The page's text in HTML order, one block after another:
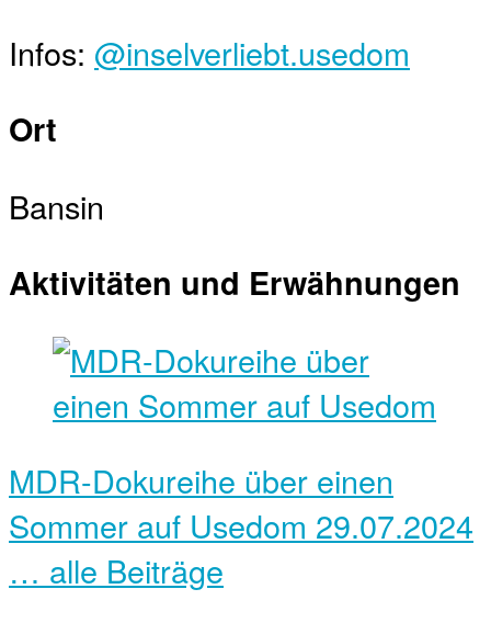
Infos: @inselverliebt.usedom
Ort
Bansin
Aktivitäten und Erwähnungen
MDR-Dokureihe über einen
Sommer auf Usedom 29.07.2024
… alle Beiträge